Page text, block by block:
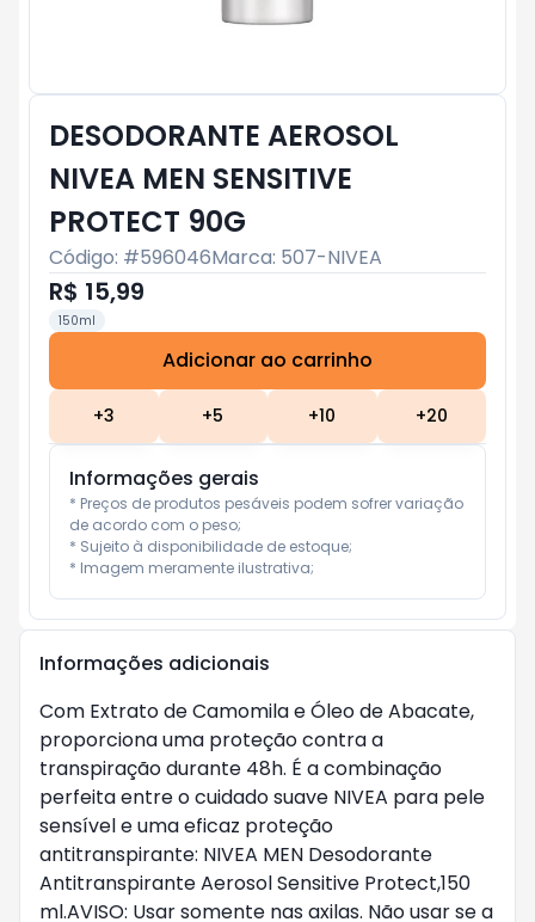
DESODORANTE AEROSOL
NIVEA MEN SENSITIVE
PROTECT 90G
Código: #596046Marca: 507-NIVEA
R$ 15,99
150ml
Adicionar ao carrinho
+3 +5 +10 +20
Informações gerais
* Preços de produtos pesáveis podem sofrer variação
de acordo com o peso;
* Sujeito à disponibilidade de estoque;
* Imagem meramente ilustrativa;
Informações adicionais
Com Extrato de Camomila e Óleo de Abacate,
proporciona uma proteção contra a
transpiração durante 48h. É a combinação
perfeita entre o cuidado suave NIVEA para pele
sensível e uma eficaz proteção
antitranspirante: NIVEA MEN Desodorante
Antitranspirante Aerosol Sensitive Protect,150
ml.AVISO: Usar somente nas axilas. Não usar se a